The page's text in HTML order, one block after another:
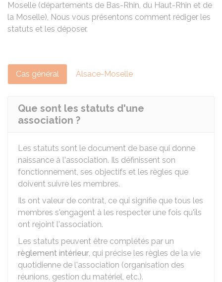
Moselle (départements de Bas-Rhin, du Haut-Rhin et de
la Moselle), Nous vous présentons comment rédiger les
statuts et les déposer.
Cas général Alsace-Moselle
Que sont les statuts d'une
association ?
Les statuts sont le document de base qui donne
naissance à l'association. Ils définissent son
fonctionnement, ses objectifs et les règles que
doivent suivre les membres.
Ils ont valeur de contrat, ce qui signifie que tous les
membres s'engagent à les respecter une fois qu'ils
ont rejoint l'association.
Les statuts peuvent être complétés par un
règlement intérieur, qui précise les règles de la vie
quotidienne de l'association (organisation des
réunions, gestion du matériel, etc.).